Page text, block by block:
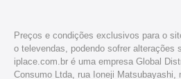
Preços e condições exclusivos para o
o televendas, podendo sofrer alterações
iplace.com.br é uma empresa Global
Consumo Ltda, rua Ioneji Matsubayashi,